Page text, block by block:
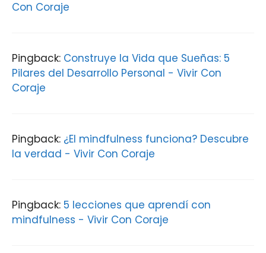
Con Coraje
Pingback: Construye la Vida que Sueñas: 5
Pilares del Desarrollo Personal - Vivir Con
Coraje
Pingback: ¿El mindfulness funciona? Descubre
la verdad - Vivir Con Coraje
Pingback: 5 lecciones que aprendí con
mindfulness - Vivir Con Coraje